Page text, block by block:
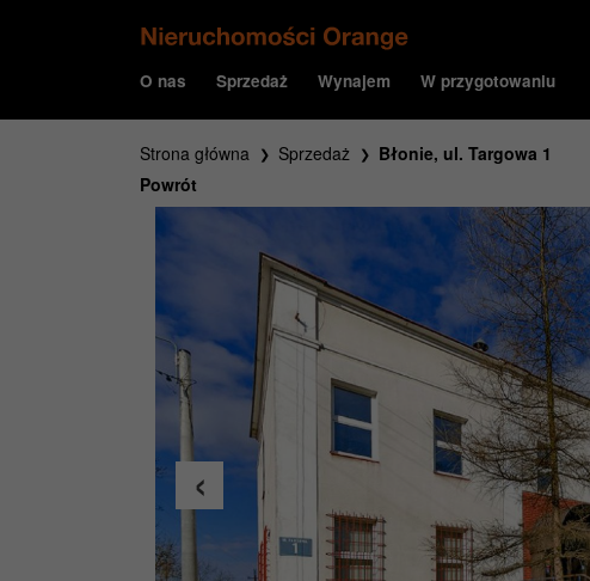
O nas Sprzedaż Wynajem W przygotowaniu
Strona główna Sprzedaż
Błonie, ul. Targowa 1
Powrót